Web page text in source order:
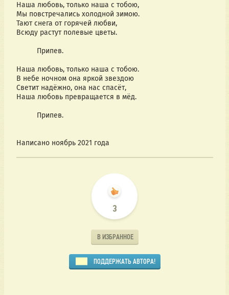
Наша любовь, только наша с тобою,
Мы повстречались холодной зимою.
Тают снега от горячей любви,
Всюду растут полевые цветы.
          Припев.
Наша любовь, только наша с тобою.
В небе ночном она яркой звездою
Светит надёжно, она нас спасёт,
Наша любовь превращается в мёд.
          Припев.
Написано ноябрь 2021 года
3
В ИЗБРАННОЕ
ПОДДЕРЖАТЬ АВТОРА!